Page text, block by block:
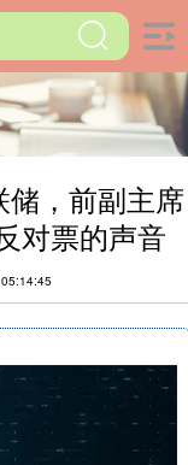
，前副主席
对票的声音